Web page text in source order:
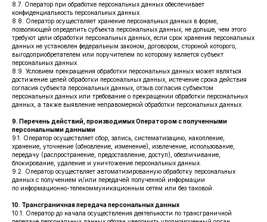
8.7. Оператор при обработке персональных данных обеспечивает
конфиденциальность персональных данных.
8.8. Оператор осуществляет хранение персональных данных в форме,
позволяющей определить субъекта персональных данных, не дольше, чем этого
требуют цели обработки персональных данных, если срок хранения персональных
данных не установлен федеральным законом, договором, стороной которого,
выгодоприобретателем или поручителем по которому является субъект
персональных данных.
8.9. Условием прекращения обработки персональных данных может являться
достижение целей обработки персональных данных, истечение срока действия
согласия субъекта персональных данных, отзыв согласия субъектом
персональных данных или требование о прекращении обработки персональных
данных, а также выявление неправомерной обработки персональных данных.
9. Перечень действий, производимых Оператором с полученными
персональными данными
9.1. Оператор осуществляет сбор, запись, систематизацию, накопление,
хранение, уточнение (обновление, изменение), извлечение, использование,
передачу (распространение, предоставление, доступ), обезличивание,
блокирование, удаление и уничтожение персональных данных.
9.2. Оператор осуществляет автоматизированную обработку персональных
данных с получением и/или передачей полученной информации
по информационно-телекоммуникационным сетям или без таковой.
10. Трансграничная передача персональных данных
10.1. Оператор до начала осуществления деятельности по трансграничной